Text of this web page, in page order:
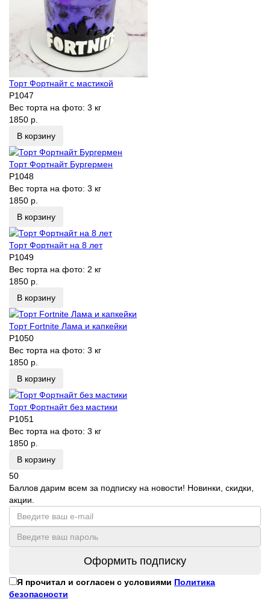
Торт Фортнайт с мастикой
P1047
Вес торта на фото: 3 кг
1850 р.
В корзину
Торт Фортнайт Бургермен
P1048
Вес торта на фото: 3 кг
1850 р.
В корзину
Торт Фортнайт на 8 лет
P1049
Вес торта на фото: 2 кг
1850 р.
В корзину
Торт Fortnite Лама и капкейки
P1050
Вес торта на фото: 3 кг
1850 р.
В корзину
Торт Фортнайт без мастики
P1051
Вес торта на фото: 3 кг
1850 р.
В корзину
50
Баллов дарим всем за подписку на новости! Новинки, скидки,
акции.
Оформить подписку
Я прочитал и согласен с условиями Политика
безопасности